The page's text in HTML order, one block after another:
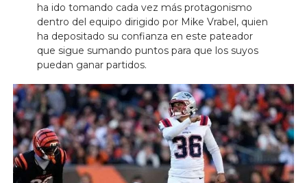
ha ido tomando cada vez más protagonismo
dentro del equipo dirigido por Mike Vrabel, quien
ha depositado su confianza en este pateador
que sigue sumando puntos para que los suyos
puedan ganar partidos.